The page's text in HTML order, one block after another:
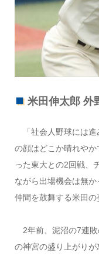
米田伸太郎 外
「社会人野球には進
の顔はどこか晴れや
った東大との2回戦、
ながら出場機会は無
仲間を鼓舞する米田の
2年前、泥沼の7連敗
の神宮の盛り上がり